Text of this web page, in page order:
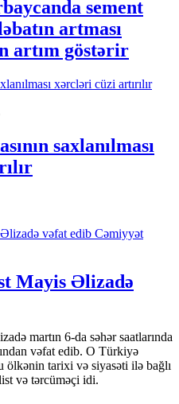
sement
artması
artım göstərir
saxlanılması
Cəmiyyət
Mayis Əlizadə
martın 6-da səhər saatlarında
vəfat edib. O Türkiyə
ölkənin tarixi və siyasəti ilə bağlı
və tərcüməçi idi.